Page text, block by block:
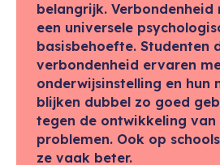
belangrijk. Verbondenheid
een universele
basisbehoefte. Studenten
verbondenheid ervaren
onderwijsinstelling en hun
blijken dubbel zo goed
tegen de ontwikkeling
problemen. Ook op
ze vaak beter.